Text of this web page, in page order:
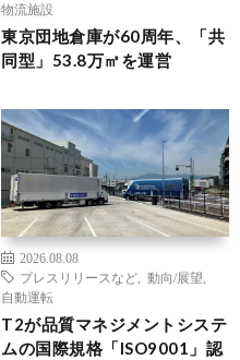
物流施設
東京団地倉庫が60周年、「共
同型」53.8万㎡を運営
2026.08.08
プレスリリースなど
動向/展望
自動運転
T2が品質マネジメントシステ
ムの国際規格「ISO9001」認